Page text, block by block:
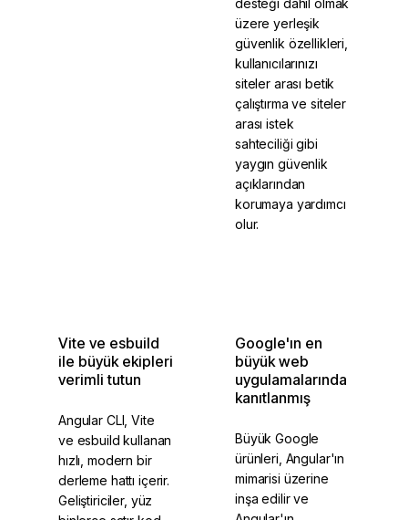
desteği dahil olmak
üzere yerleşik
güvenlik özellikleri,
kullanıcılarınızı
siteler arası betik
çalıştırma ve siteler
arası istek
sahteciliği gibi
yaygın güvenlik
açıklarından
korumaya yardımcı
olur.
Vite ve esbuild
ile büyük ekipleri
verimli tutun
Angular CLI, Vite
ve esbuild kullanan
hızlı, modern bir
derleme hattı içerir.
Geliştiriciler, yüz
Google'ın en
büyük web
uygulamalarında
kanıtlanmış
Büyük Google
ürünleri, Angular'ın
mimarisi üzerine
inşa edilir ve